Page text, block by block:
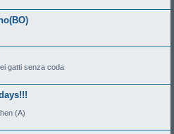
gatti senza coda
(A)